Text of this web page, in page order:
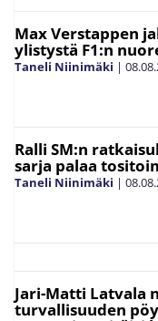
Max Verstappen
ylistystä F1:n
Taneli Niinimäki |
Ralli SM:n
sarja palaa
Taneli Niinimäki |
Jari-Matti Latvala
turvallisuuden